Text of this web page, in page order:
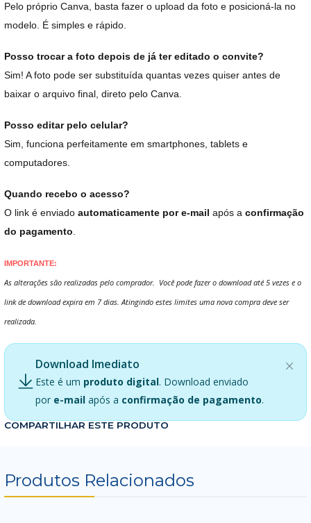
Pelo próprio Canva, basta fazer o upload da foto e posicioná-la no
modelo. É simples e rápido.
Posso trocar a foto depois de já ter editado o convite?
Sim! A foto pode ser substituída quantas vezes quiser antes de
baixar o arquivo final, direto pelo Canva.
Posso editar pelo celular?
Sim, funciona perfeitamente em smartphones, tablets e
computadores.
Quando recebo o acesso?
O link é enviado automaticamente por e-mail após a confirmação
do pagamento
IMPORTANTE:
As alterações são realizadas pelo comprador. Você pode fazer o download até 5 vezes e o
link de download expira em 7 dias. Atingindo estes limites uma nova compra deve ser
realizada.
Download Imediato
Este é um produto digital. Download enviado
por e-mail após a confirmação de pagamento.
COMPARTILHAR ESTE PRODUTO
Produtos Relacionados